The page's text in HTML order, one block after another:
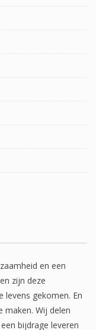
en een
zijn deze
levens gekomen. En
maken. Wij delen
bijdrage leveren